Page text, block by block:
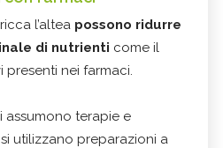
l’altea possono ridurre
di nutrienti come il
nei farmaci.
assumono terapie e
utilizzano preparazioni a